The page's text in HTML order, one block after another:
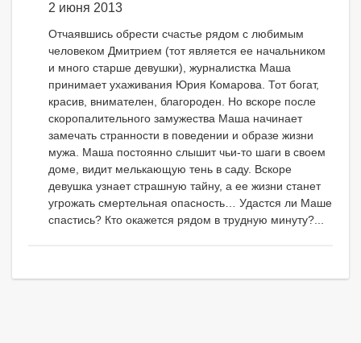
2 июня 2013
Отчаявшись обрести счастье рядом с любимым
человеком Дмитрием (тот является ее начальником
и много старше девушки), журналистка Маша
принимает ухаживания Юрия Комарова. Тот богат,
красив, внимателен, благороден. Но вскоре после
скоропалительного замужества Маша начинает
замечать странности в поведении и образе жизни
мужа. Маша постоянно слышит чьи-то шаги в своем
доме, видит мелькающую тень в саду. Вскоре
девушка узнает страшную тайну, а ее жизни станет
угрожать смертельная опасность… Удастся ли Маше
спастись? Кто окажется рядом в трудную минуту?...